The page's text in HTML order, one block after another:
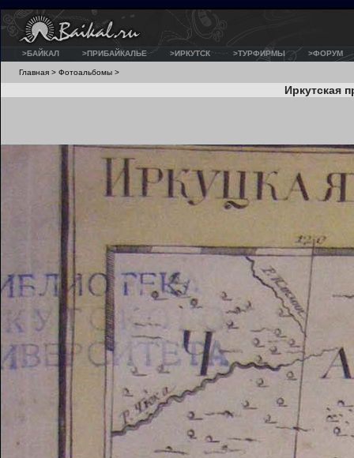
>БАЙКАЛ >ПРИБАЙКАЛЬЕ >ИРКУТСК >ТУРФИРМЫ >ФОРУМ
Главная > Фотоальбомы >
Иркутская